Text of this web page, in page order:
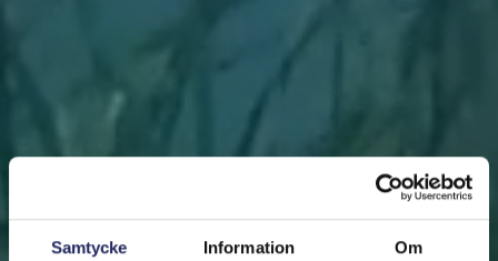
Samtycke Information Om